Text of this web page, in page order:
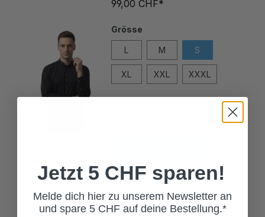
XL XXL XXXL
TRACHTENSHIRT BOSCO
SCHWARZ
Jetzt 5 CHF sparen!
Melde dich hier zu unserem Newsletter an
und spare 5 CHF auf deine Bestellung.*